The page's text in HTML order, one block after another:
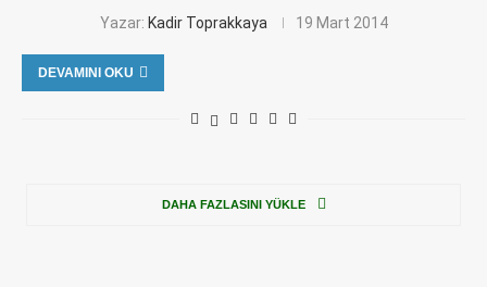
Yazar: Kadir Toprakkaya 19 Mart 2014
DEVAMINI OKU
DAHA FAZLASINI YÜKLE